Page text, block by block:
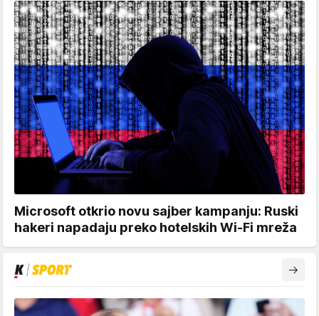
Microsoft otkrio novu sajber kampanju: Ruski
hakeri napadaju preko hotelskih Wi-Fi mreža